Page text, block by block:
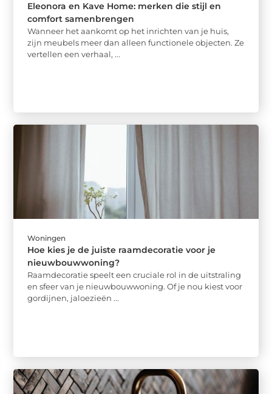
Eleonora en Kave Home: merken die stijl en
comfort samenbrengen
Wanneer het aankomt op het inrichten van je huis,
zijn meubels meer dan alleen functionele objecten. Ze
vertellen een verhaal, ...
Woningen
Hoe kies je de juiste raamdecoratie voor je
nieuwbouwwoning?
Raamdecoratie speelt een cruciale rol in de uitstraling
en sfeer van je nieuwbouwwoning. Of je nou kiest voor
gordijnen, jaloezieën ...